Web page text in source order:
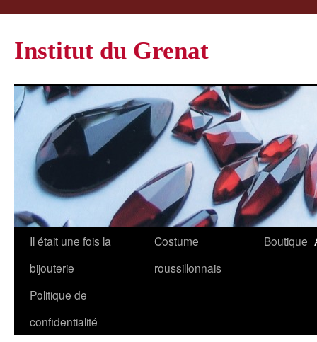
Institut du Grenat
Il était une fois la
bijouterie
Costume
roussillonnais
Boutique
Politique de
confidentialité